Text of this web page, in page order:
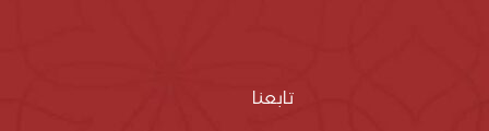
تابعنا